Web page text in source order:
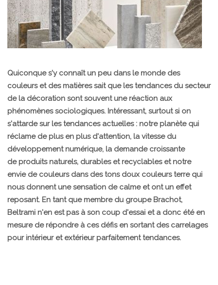
Quiconque s'y connaît un peu dans le monde des
couleurs et des matières sait que les tendances du secteur
de la décoration sont souvent une réaction aux
phénomènes sociologiques. Intéressant, surtout si on
s'attarde sur les tendances actuelles : notre planète qui
réclame de plus en plus d'attention, la vitesse du
développement numérique, la demande croissante
de produits naturels, durables et recyclables et notre
envie de couleurs dans des tons doux couleurs terre qui
nous donnent une sensation de calme et ont un effet
reposant. En tant que membre du groupe Brachot,
Beltrami n'en est pas à son coup d'essai et a donc été en
mesure de répondre à ces défis en sortant des carrelages
pour intérieur et extérieur parfaitement tendances.